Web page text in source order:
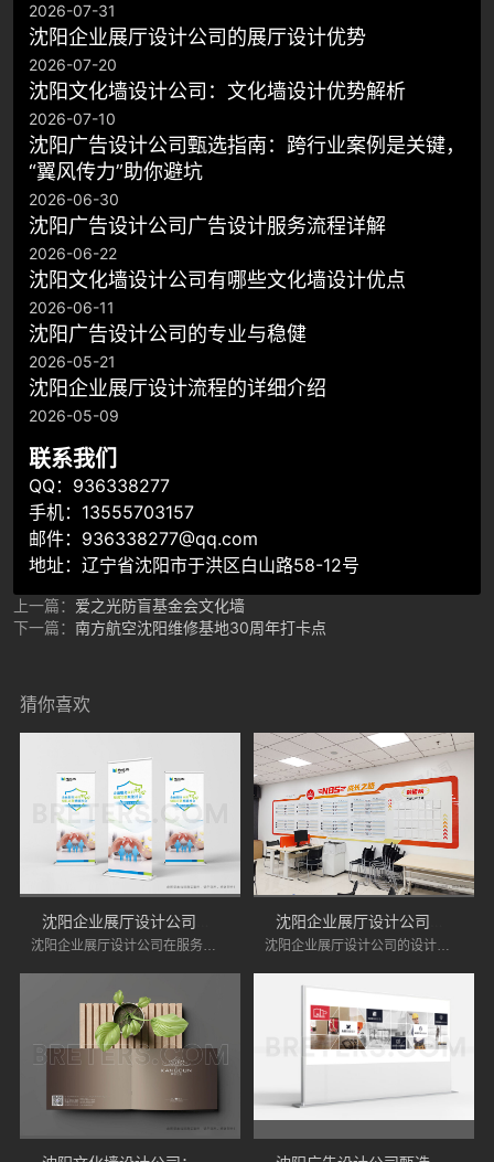
2026-07-31
沈阳企业展厅设计公司的展厅设计优势
2026-07-20
沈阳文化墙设计公司：文化墙设计优势解析
2026-07-10
沈阳广告设计公司甄选指南：跨行业案例是关键，
“翼风传力”助你避坑
2026-06-30
沈阳广告设计公司广告设计服务流程详解
2026-06-22
沈阳文化墙设计公司有哪些文化墙设计优点
2026-06-11
​沈阳广告设计公司的专业与稳健
2026-05-21
沈阳企业展厅设计流程的详细介绍
2026-05-09
联系我们
QQ：936338277
手机：13555703157
邮件：936338277@qq.com
地址：辽宁省沈阳市于洪区白山路58-12号
上一篇： 爱之光防盲基金会文化墙
下一篇： 南方航空沈阳维修基地30周年打卡点
猜你喜欢
沈阳企业展厅设计公司在服务上具有诸多优势，能够为企业提供专业化的设计服务。如果您正在寻找专业的展厅设计公司，不妨将沈阳的企业展厅设计公司纳入考虑范围。 沈阳企业展厅设计公司的设计优点在于其创新性、功能性、灵活性、环保意识和良好的售后服务。企业在选择展厅设计时，可以考虑这些因素，以确保展厅能够有效展示品牌形象，吸引目标客户。